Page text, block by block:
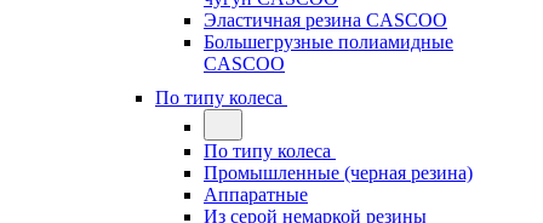
Эластичная резина CASCOO
Большегрузные полиамидные
CASCOO
По типу колеса
По типу колеса
Промышленные (черная резина)
Аппаратные
Из серой немаркой резины